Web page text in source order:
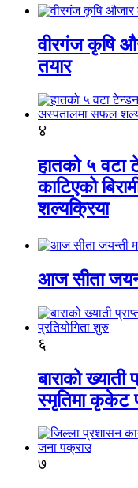
वीरगंज कृषि
तयार
४
हातको ५ वटा
काटिएको
शल्यक्रिया
आज सीता
६
बाराको
स्मृतिमा कृकेट
७